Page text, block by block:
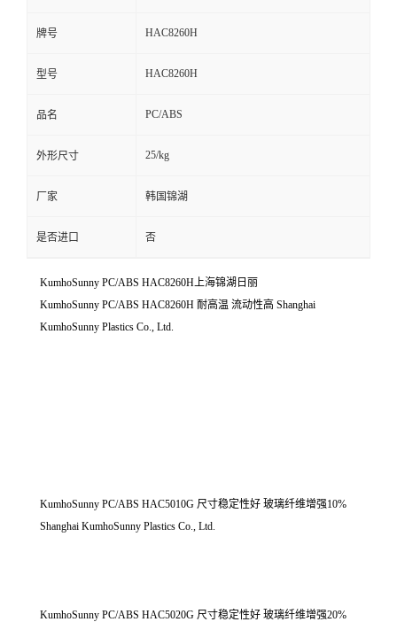
牌号 HAC8260H
型号 HAC8260H
品名 PC/ABS
外形尺寸 25/kg
厂家 韩国锦湖
是否进口 否
KumhoSunny PC/ABS HAC8260H上海锦湖日丽
KumhoSunny PC/ABS HAC8260H 耐高温 流动性高 Shanghai
KumhoSunny Plastics Co., Ltd.
KumhoSunny PC/ABS HAC5010G 尺寸稳定性好 玻璃纤维增强10%
Shanghai KumhoSunny Plastics Co., Ltd.
KumhoSunny PC/ABS HAC5020G 尺寸稳定性好 玻璃纤维增强20%